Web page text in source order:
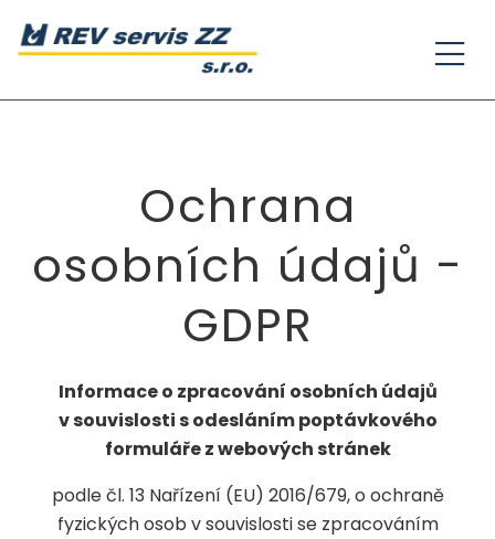
Ochrana
osobních údajů -
GDPR
Informace o zpracování osobních údajů
v souvislosti s odesláním poptávkového
formuláře z webových stránek
podle čl. 13 Nařízení (EU) 2016/679, o ochraně
fyzických osob v souvislosti se zpracováním